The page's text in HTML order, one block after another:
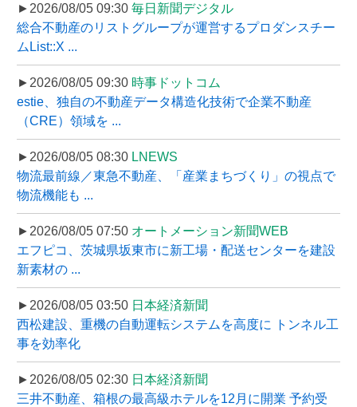
►2026/08/05 09:30 毎日新聞デジタル
総合不動産のリストグループが運営するプロダンスチー
ムList::X ...
►2026/08/05 09:30 時事ドットコム
estie、独自の不動産データ構造化技術で企業不動産
（CRE）領域を ...
►2026/08/05 08:30 LNEWS
物流最前線／東急不動産、「産業まちづくり」の視点で
物流機能も ...
►2026/08/05 07:50 オートメーション新聞WEB
エフピコ、茨城県坂東市に新工場・配送センターを建設
新素材の ...
►2026/08/05 03:50 日本経済新聞
西松建設、重機の自動運転システムを高度に トンネル工
事を効率化
►2026/08/05 02:30 日本経済新聞
三井不動産、箱根の最高級ホテルを12月に開業 予約受